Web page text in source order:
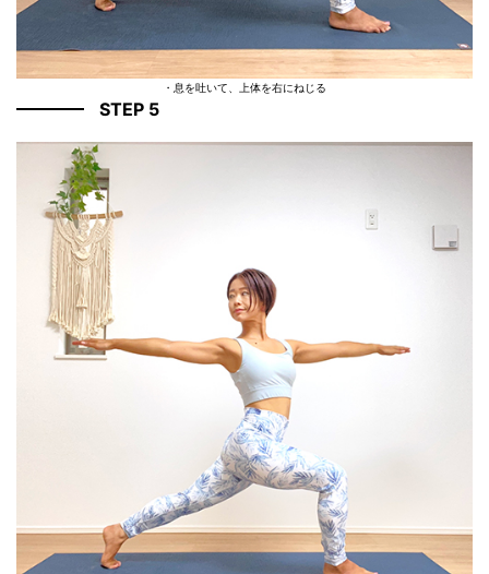
・息を吐いて、上体を右にねじる
STEP 5